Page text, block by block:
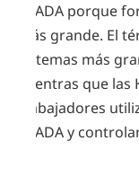
SCADA porque
más grande. El
sistemas más
mientras que
trabajadores
SCADA y